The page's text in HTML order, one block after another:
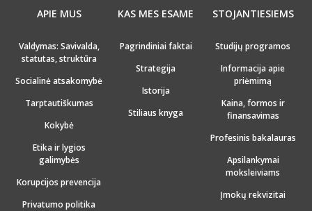
APIE MUS
Valdymas: Savivalda,
statutas, struktūra
Socialinė atsakomybė
Tarptautiškumas
Kokybė
Etika ir lygios
galimybės
Korupcijos prevencija
Privatumo politika
KAS MES ESAME
Pagrindiniai faktai
Strategija
Istorija
Stiliaus knyga
STOJANTIESIEMS
Studijų programos
Informacija apie
priėmimą
Kaina, formos ir
finansavimas
Profesinis bakalauras
Apsilankymai
moksleiviams
Įmokų rekvizitai